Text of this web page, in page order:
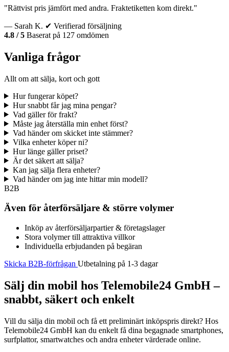
"Rättvist pris jämfört med andra. Fraktetiketten kom direkt."
— Sarah K. ✔ Verifierad försäljning
4.8 / 5 Baserat på 127 omdömen
Vanliga frågor
Allt om att sälja, kort och gott
Hur fungerar köpet?
Hur snabbt får jag mina pengar?
Vad gäller för frakt?
Måste jag återställa min enhet först?
Vad händer om skicket inte stämmer?
Vilka enheter köper ni?
Hur länge gäller priset?
Är det säkert att sälja?
Kan jag sälja flera enheter?
Vad händer om jag inte hittar min modell?
B2B
Även för återförsäljare & större volymer
Inköp av återförsäljarpartier & företagslager
Stora volymer till attraktiva villkor
Individuella erbjudanden på begäran
Skicka B2B-förfrågan Utbetalning på 1-3 dagar
Sälj din mobil hos Telemobile24 GmbH –
snabbt, säkert och enkelt
Vill du sälja din mobil och få ett preliminärt inköpspris direkt? Hos
Telemobile24 GmbH kan du enkelt få dina begagnade smartphones,
surfplattor, smartwatches och andra enheter värderade online.